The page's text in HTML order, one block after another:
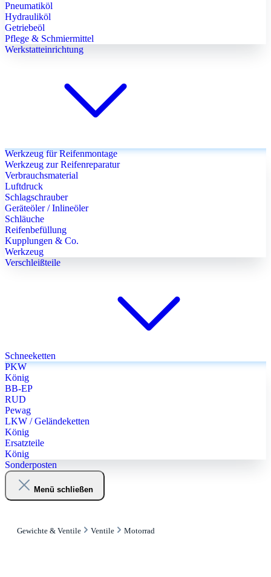
Pneumatiköl
Hydrauliköl
Getriebeöl
Pflege & Schmiermittel
Werkstatteinrichtung
Werkzeug für Reifenmontage
Werkzeug zur Reifenreparatur
Verbrauchsmaterial
Luftdruck
Schlagschrauber
Geräteöler / Inlineöler
Schläuche
Reifenbefüllung
Kupplungen & Co.
Werkzeug
Verschleißteile
Schneeketten
PKW
König
BB-EP
RUD
Pewag
LKW / Geländeketten
König
Ersatzteile
König
Sonderposten
Menü schließen
Gewichte & Ventile Ventile Motorrad